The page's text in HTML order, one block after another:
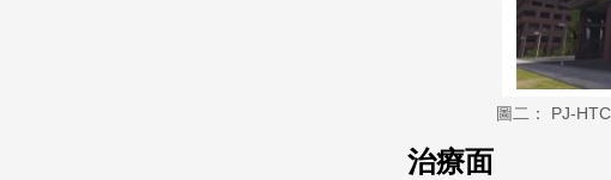
圖二： PJ-
治療面